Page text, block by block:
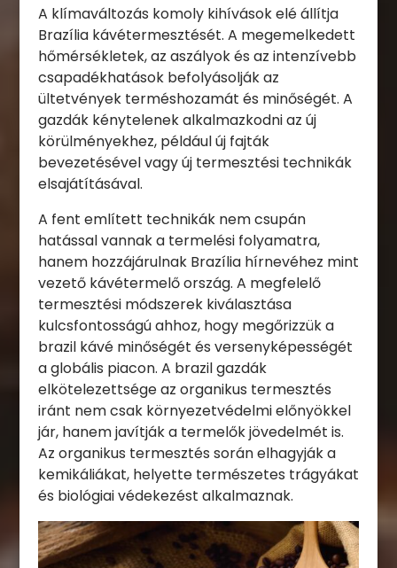
A klímaváltozás komoly kihívások elé állítja
Brazília kávétermesztését. A megemelkedett
hőmérsékletek, az aszályok és az intenzívebb
csapadékhatások befolyásolják az
ültetvények terméshozamát és minőségét. A
gazdák kénytelenek alkalmazkodni az új
körülményekhez, például új fajták
bevezetésével vagy új termesztési technikák
elsajátításával.
A fent említett technikák nem csupán
hatással vannak a termelési folyamatra,
hanem hozzájárulnak Brazília hírnevéhez mint
vezető kávétermelő ország. A megfelelő
termesztési módszerek kiválasztása
kulcsfontosságú ahhoz, hogy megőrizzük a
brazil kávé minőségét és versenyképességét
a globális piacon. A brazil gazdák
elkötelezettsége az organikus termesztés
iránt nem csak környezetvédelmi előnyökkel
jár, hanem javítják a termelők jövedelmét is.
Az organikus termesztés során elhagyják a
kemikáliákat, helyette természetes trágyákat
és biológiai védekezést alkalmaznak.